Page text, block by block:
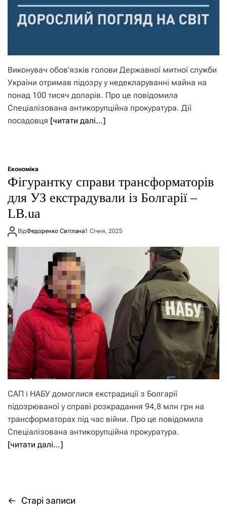
Виконувач обов’язків голови Державної митної служби
України отримав підозру у недекларуванні майна на
понад 100 тисяч доларів. Про це повідомила
Спеціалізована антикорупційна прокуратура. Дії
посадовця [читати далі…]
Економіка
Фігурантку справи трансформаторів
для УЗ екстрадували із Болгарії –
LB.ua
ВідФедоренко Світлана1 Січня, 2025
САП і НАБУ домоглися екстрадиції з Болгарії
підозрюваної у справі розкрадання 94,8 млн грн на
трансформаторах під час війни. Про це повідомила
Спеціалізована антикорупційна прокуратура.
[читати далі…]
Н
← Старі записи